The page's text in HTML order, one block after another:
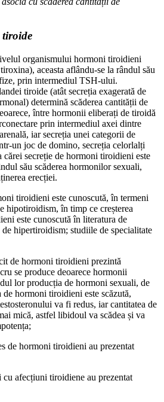
organismului hormoni tiroidieni
aceasta aflându-se la rândul său
prin intermediul TSH-ului.
tiroide (atât secreția exagerată de
determină scăderea cantității de
între hormonii eliberați de tiroidă
prin intermediul axei dintre
iar secreția unei categorii de
un joc de domino, secreția celorlalți
secreție de hormoni tiroidieni este
său scăderea hormonilor sexuali,
erecției.
tiroidieni este cunoscută, în termeni
hipotiroidism, în timp ce creșterea
este cunoscută în literatura de
hipertiroidism; studiile de specialitate
de hormoni tiroidieni prezintă
se produce deoarece hormonii
lor producția de hormoni sexuali, de
de hormoni tiroidieni este scăzută,
va fi redus, iar cantitatea de
mică, astfel libidoul va scădea și va
de hormoni tiroidieni au prezentat
afecțiuni tiroidiene au prezentat